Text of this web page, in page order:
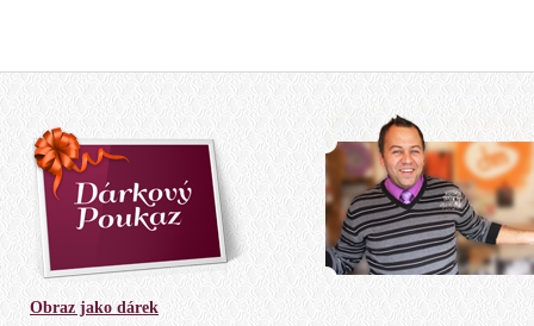
Obraz jako dárek